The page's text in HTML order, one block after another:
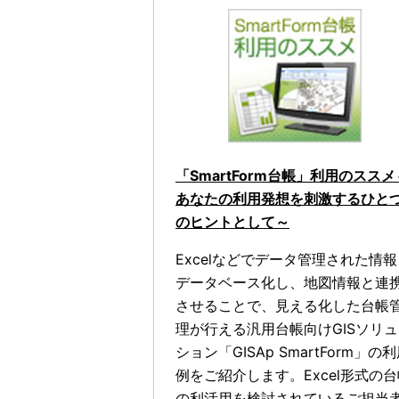
「SmartForm台帳」利用のススメ
あなたの利用発想を刺激するひと
のヒントとして～
Excelなどでデータ管理された情
データベース化し、地図情報と連
させることで、見える化した台帳
理が行える汎用台帳向けGISソリ
ション「GISAp SmartForm」の利
例をご紹介します。Excel形式の